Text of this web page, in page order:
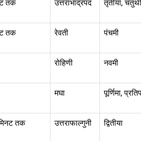
तक उत्तराभाद्रपद तृतीया, चतुर्थी
तक रेवती पंचमी
रोहिणी नवमी
मघा पूर्णिमा,
तक उत्तराफाल्गुनी द्वितीया